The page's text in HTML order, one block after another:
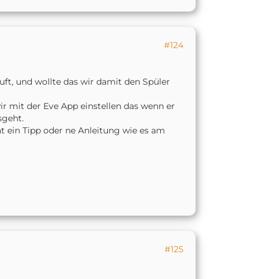
#124
und wollte das wir damit den Spüler
mit der Eve App einstellen das wenn er
ein Tipp oder ne Anleitung wie es am
#125